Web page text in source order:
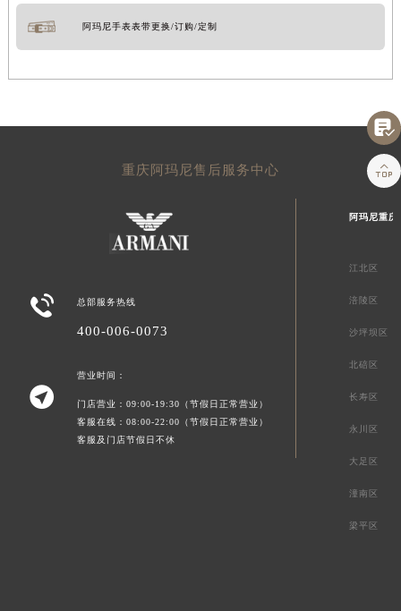
阿玛尼手表表带更换/订购/定制
重庆阿玛尼售后服务中心
 总部服务热线
400-006-0073

营业时间：
门店营业：09:00-19:30（节假日正常营业）
客服在线：08:00-22:00（节假日正常营业）
客服及门店节假日不休
阿玛尼重
江北区
涪陵区
沙坪坝区
北碚区
长寿区
永川区
大足区
潼南区
梁平区

